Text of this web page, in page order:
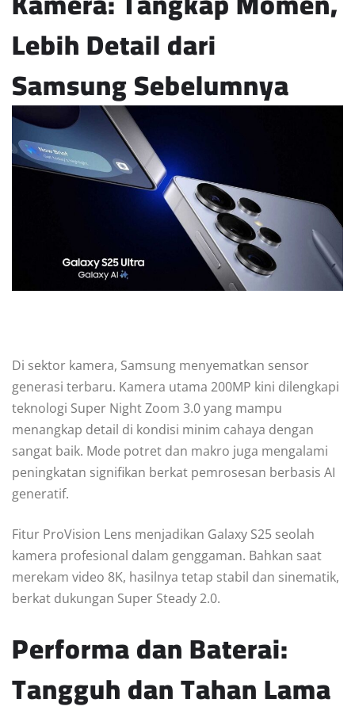
Lebih Detail dari
Samsung Sebelumnya
Di sektor kamera, Samsung menyematkan sensor
generasi terbaru. Kamera utama 200MP kini dilengkapi
teknologi Super Night Zoom 3.0 yang mampu
menangkap detail di kondisi minim cahaya dengan
sangat baik. Mode potret dan makro juga mengalami
peningkatan signifikan berkat pemrosesan berbasis AI
generatif.
Fitur ProVision Lens menjadikan Galaxy S25 seolah
kamera profesional dalam genggaman. Bahkan saat
merekam video 8K, hasilnya tetap stabil dan sinematik,
berkat dukungan Super Steady 2.0.
Performa dan Baterai:
Tangguh dan Tahan Lama